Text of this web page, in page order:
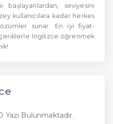
seviyesini
kullanıcılara kadar herkes
sunar. En iyi fiyat-
İngilizce öğrenmek
Bulunmaktadır.